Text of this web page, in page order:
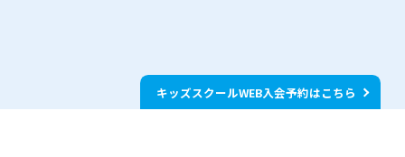
キッズスクールWEB入会予約はこちら